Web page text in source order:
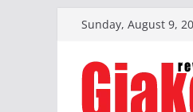
content
Sunday, August 9,